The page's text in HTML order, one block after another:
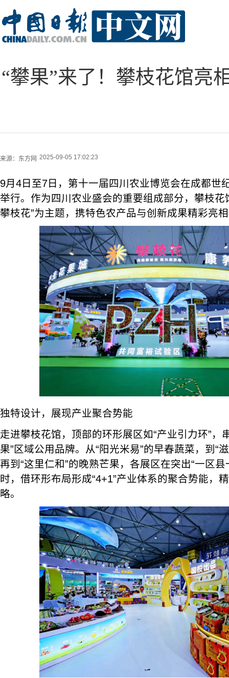
“攀果”来了！攀枝花馆亮
来源： 东方网 2025-09-05 17:02:23
9月4日至7日，第十一届四川农业博览会在成都世
举行。作为四川农业盛会的重要组成部分，攀枝花
攀枝花”为主题，携特色农产品与创新成果精彩亮
独特设计，展现产业聚合势能
走进攀枝花馆，顶部的环形展区如“产业引力环”，
果”区域公用品牌。从“阳光米易”的早春蔬菜，到“
再到“这里仁和”的晚熟芒果，各展区在突出“一区
时，借环形布局形成“4+1”产业体系的聚合势能，
略。